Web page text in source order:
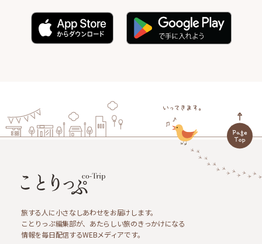
旅する人に小さなしあわせをお届けします。
ことりっぷ編集部が、あたらしい旅のきっかけになる
情報を毎日配信するWEBメディアです。